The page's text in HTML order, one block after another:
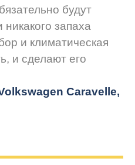
будут
запаха
и климатическая
и сделают его
Caravelle,